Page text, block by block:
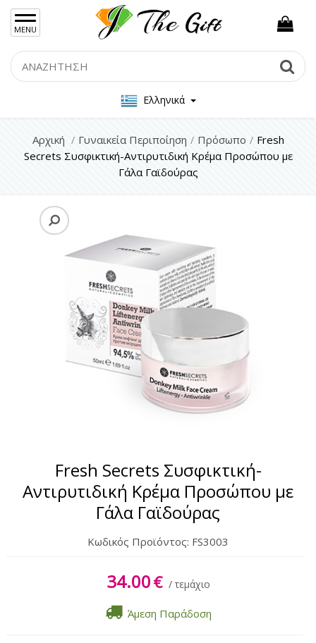
MENU
Ελληνικά
Αρχική Γυναικεία Περιποίηση Πρόσωπο
Fresh
Secrets Συσφικτική-Αντιρυτιδική Κρέμα Προσώπου με
Γάλα Γαϊδούρας
×
Γυναικείες Τσάντες
Ανδρικές Τσάντες
Γυναικεία Κοσμήματα Ασήμι 925
Γυναικεία Κοσμήματα Ατσάλι
Ανδρικα Κοσμήματα
Μπρελόκ
Γυναικεία Περιποίηση
Χέρια & Πόδια
Fresh Secrets Συσφικτική-
Αντιρυτιδική Κρέμα Προσώπου με
Γάλα Γαϊδούρας
Κωδικός Προϊόντος: FS3003
34.00€ / τεμάχιο
Άμεση Παράδοση